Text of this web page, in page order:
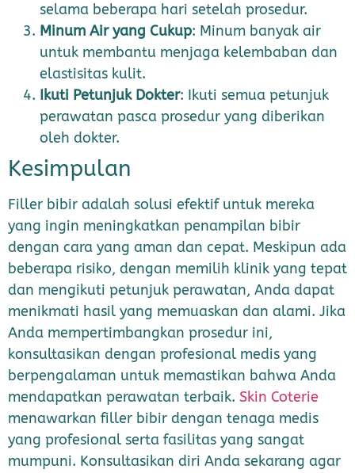
selama beberapa hari setelah prosedur.
Minum Air yang Cukup: Minum banyak air
untuk membantu menjaga kelembaban dan
elastisitas kulit.
Ikuti Petunjuk Dokter: Ikuti semua petunjuk
perawatan pasca prosedur yang diberikan
oleh dokter.
Kesimpulan
Filler bibir adalah solusi efektif untuk mereka
yang ingin meningkatkan penampilan bibir
dengan cara yang aman dan cepat. Meskipun ada
beberapa risiko, dengan memilih klinik yang tepat
dan mengikuti petunjuk perawatan, Anda dapat
menikmati hasil yang memuaskan dan alami. Jika
Anda mempertimbangkan prosedur ini,
konsultasikan dengan profesional medis yang
berpengalaman untuk memastikan bahwa Anda
mendapatkan perawatan terbaik. Skin Coterie
menawarkan filler bibir dengan tenaga medis
yang profesional serta fasilitas yang sangat
mumpuni. Konsultasikan diri Anda sekarang agar